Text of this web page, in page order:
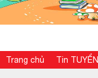
Trang chủ Tin